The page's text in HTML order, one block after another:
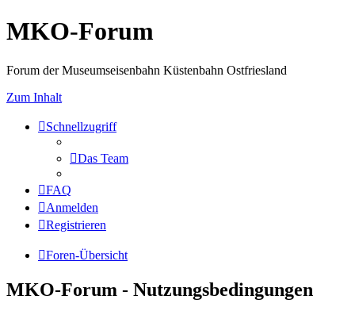
MKO-Forum
Forum der Museumseisenbahn Küstenbahn Ostfriesland
Zum Inhalt
Schnellzugriff
Das Team
FAQ
Anmelden
Registrieren
Foren-Übersicht
MKO-Forum - Nutzungsbedingungen